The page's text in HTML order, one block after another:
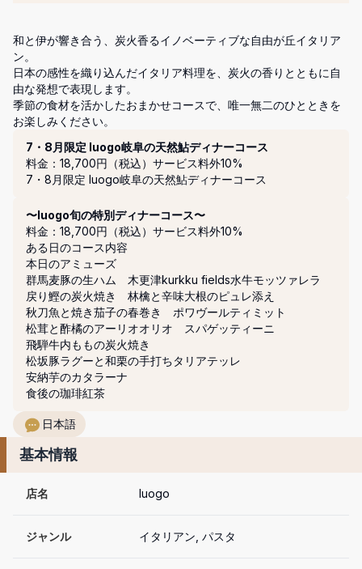
和と伊が響き合う、炭火香るイノベーティブな自由が丘イタリア
ン。
日本の感性を織り込んだイタリア料理を、炭火の香りとともに自
由な発想で表現します。
季節の食材を活かしたおまかせコースで、唯一無二のひとときを
お楽しみください。
7・8月限定 luogo岐阜の天然鮎ディナーコース
料金：18,700円（税込） サービス料外10%
7・8月限定 luogo岐阜の天然鮎ディナーコース
〜luogo旬の特別ディナーコース〜
料金：18,700円（税込） サービス料外10%
ある日のコース内容
本日のアミューズ
群馬麦豚の生ハム　木更津kurkku fields水牛モッツァレラ
戻り鰹の炭火焼き　林檎と辛味大根のピュレ添え
秋刀魚と焼き茄子の春巻き　ポワヴールティミット
松茸と酢橘のアーリオオリオ　スパゲッティーニ
飛騨牛内ももの炭火焼き
松坂豚ラグーと和栗の手打ちタリアテッレ
安納芋のカタラーナ
食後の珈琲紅茶
日本語
基本情報
店名 luogo
ジャンル イタリアン, パスタ